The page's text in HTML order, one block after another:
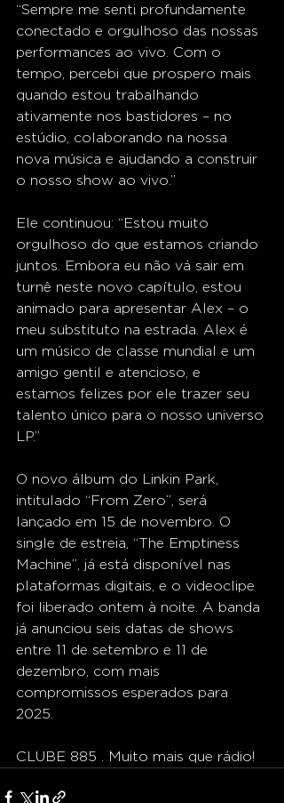
“Sempre me senti profundamente
conectado e orgulhoso das nossas
performances ao vivo. Com o
tempo, percebi que prospero mais
quando estou trabalhando
ativamente nos bastidores – no
estúdio, colaborando na nossa
nova música e ajudando a construir
o nosso show ao vivo.”
Ele continuou: “Estou muito
orgulhoso do que estamos criando
juntos. Embora eu não vá sair em
turnê neste novo capítulo, estou
animado para apresentar Alex – o
meu substituto na estrada. Alex é
um músico de classe mundial e um
amigo gentil e atencioso, e
estamos felizes por ele trazer seu
talento único para o nosso universo
LP.”
O novo álbum do Linkin Park,
intitulado “From Zero”, será
lançado em 15 de novembro. O
single de estreia, “The Emptiness
Machine”, já está disponível nas
plataformas digitais, e o videoclipe
foi liberado ontem à noite. A banda
já anunciou seis datas de shows
entre 11 de setembro e 11 de
dezembro, com mais
compromissos esperados para
2025.
CLUBE 885 . Muito mais que rádio!